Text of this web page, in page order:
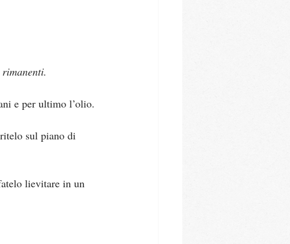
e per ultimo l’olio.
sul piano di
lievitare in un